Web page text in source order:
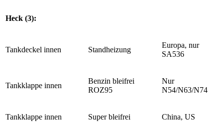
Heck (3):
Tankdeckel innen Standheizung
Europa, nur
SA536
Tankklappe innen
Benzin bleifrei
ROZ95
Nur
N54/N63/N74
Tankklappe innen Super bleifrei China, US